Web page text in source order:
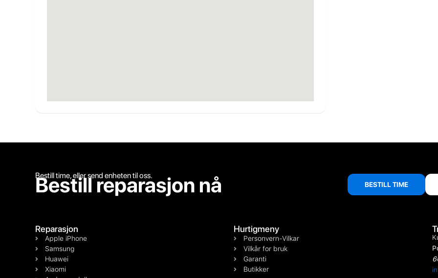
Bestill time, eller send enheten til oss.
Bestill reparasjon nå BESTILL TIME
Reparasjon
Apple iPhone
Samsung
Huawei
Xiaomi
Hurtigmeny
Personvern-Vilkar
Vilkår for bruk
Garanti
Butikker